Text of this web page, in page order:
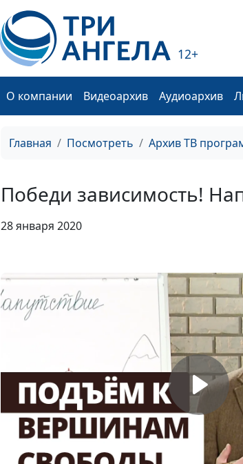
12+
О компании Видеоархив Аудиоархив
Главная Посмотреть Архив ТВ
Победи зависимость!
28 января 2020